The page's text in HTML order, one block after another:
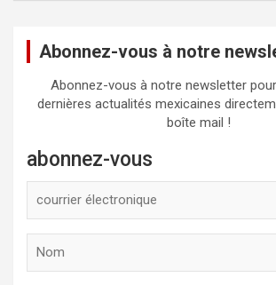
Abonnez-vous à notre
Abonnez-vous à notre newsletter
dernières actualités mexicaines
boîte mail !
abonnez-vous